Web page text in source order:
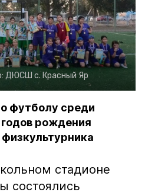
ДЮСШ с. Красный Яр
футболу среди
рождения
стадионе
состоялись